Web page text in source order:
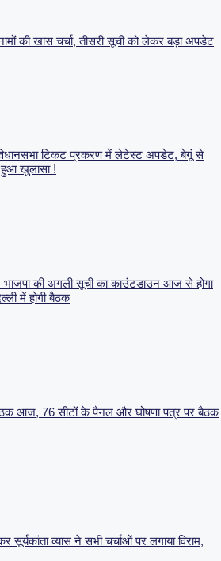
की खास चर्चा, तीसरी सूची को लेकर बड़ा अपडेट
विधानसभा टिकट प्रकरण में लेटेस्ट अपडेट, बेगूं से
खुलासा !
की अगली सूची का काउंटडाउन आज से होगा
में होगी बैठक
आज, 76 सीटों के पैनल और घोषणा पत्र पर बैठक
व्यास ने सभी चर्चाओं पर लगाया विराम,